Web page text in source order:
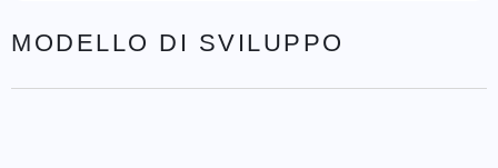
MODELLO DI SVILUPPO